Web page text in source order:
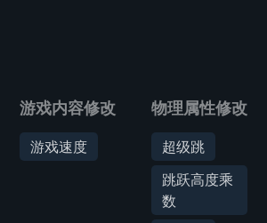
游戏内容修改
游戏速度
物理属性修改
超级跳
跳跃高度乘
数